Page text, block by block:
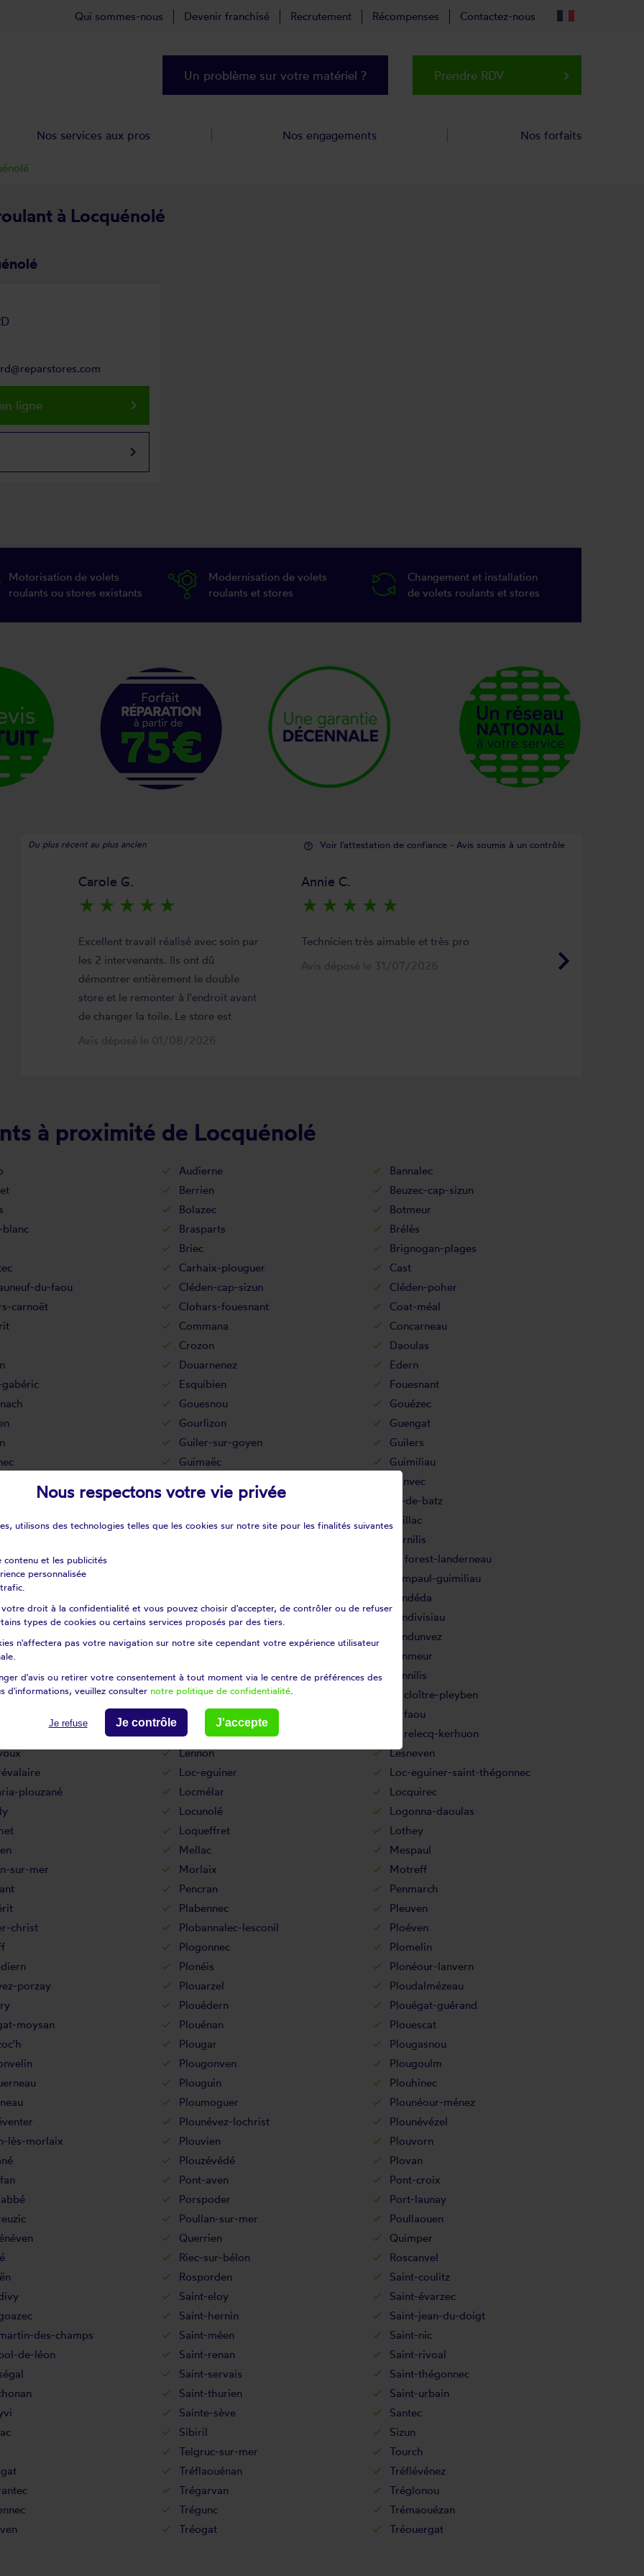
à Locquénolé
ligne keyboard_arrow_right
keyboard_arrow_right
Motorisation de volets
roulants ou stores existants
Modernisation de volets
roulants et stores
Changement et installation
de volets roulants et stores
Du plus récent au plus ancien help_outline Voir l'attestation de confiance - Avis soumis à un contrôle
keyboard_arrow_right
Carole G.
star_rate star_rate star_rate star_rate star_rate
Excellent travail réalisé avec soin par
les 2 intervenants. Ils ont dû
démontrer entièrement le double
store et le remonter à l'endroit avant
de changer la toile. Le store est
maintenant comme neuf, parfaitement
Avis déposé le 01/08/2026
Annie C.
star_rate star_rate star_rate star_rate star_rate
Technicien très aimable et très pro
Avis déposé le 31/07/2026
à proximité de Locquénolé
Audierne
Bannalec
Berrien
Beuzec-cap-sizun
Bolazec
Botmeur
Brasparts
Brélès
Briec
Brignogan-plages
Carhaix-plouguer
Cast
du-faou Cléden-cap-sizun
Cléden-poher
carnoët Clohars-fouesnant
Coat-méal
Commana
Concarneau
Crozon
Daoulas
Douarnenez
Edern
Esquibien
Fouesnant
Gouesnou
Gouézec
Gourlizon
Guengat
Guiler-sur-goyen
Guilers
Guimaëc
Guimiliau
Hanvec
camfrout Huelgoat
Île-de-batz
Ile-tudy
Irvillac
Kernilis
plabennec
La forest-landerneau
Lampaul-guimiliau
Landéda
Landévennec
Landivisiau
Landudec
Landunvez
Lanmeur
Lanneuffret
Lannilis
Laz
Le cloître-pleyben
Le drennec
Le faou
Le ponthou
Le relecq-kerhuon
Lennon
Lesneven
Loc-eguiner
Loc-eguiner-saint-thégonnec
plouzané Locmélar
Locquirec
Locunolé
Logonna-daoulas
Loqueffret
Lothey
Mellac
Mespaul
sur-mer Morlaix
Motreff
Pencran
Penmarch
Plabennec
Pleuven
christ Plobannalec-lesconil
Ploéven
Plogonnec
Plomelin
Plonéis
Plonéour-lanvern
porzay Plouarzel
Ploudalmézeau
Plouédern
Plouégat-guérand
moysan Plouénan
Plouescat
Plougar
Plougasnou
Plougonven
Plougoulm
Plouguin
Plouhinec
Ploumoguer
Plounéour-ménez
Plounévez-lochrist
Plounévézel
lès-morlaix Plouvien
Plouvorn
Plouzévédé
Plovan
Pont-aven
Pont-croix
Porspoder
Port-launay
Poullan-sur-mer
Poullaouen
Querrien
Quimper
Riec-sur-bélon
Roscanvel
Rosporden
Saint-coulitz
Saint-eloy
Saint-évarzec
Saint-hernin
Saint-jean-du-doigt
des-champs Saint-méen
Saint-nic
de-léon Saint-renan
Saint-rivoal
Saint-servais
Saint-thégonnec
Saint-thurien
Saint-urbain
Sainte-sève
Santec
Sibiril
Sizun
Telgruc-sur-mer
Tourch
Tréflaouénan
Tréflévénez
Trégarvan
Tréglonou
Trégunc
Trémaouézan
Tréogat
Tréouergat
Qui sommes-nous Devenir franchisé Recrutement Récompenses Contactez-nous
Un problème sur votre matériel ? Prendre RDV keyboard_arrow_right
Nos services aux pros Nos engagements Nos forfaits
Nous respectons votre vie privée
utilisons des technologies telles que les cookies sur notre site pour les finalités suivantes
contenu et les publicités
personnalisée
votre droit à la confidentialité et vous pouvez choisir d'accepter, de contrôler ou de refuser
types de cookies ou certains services proposés par des tiers.
n'affectera pas votre navigation sur notre site cependant votre expérience utilisateur
d'avis ou retirer votre consentement à tout moment via le centre de préférences des
d'informations, veuillez consulter notre politique de confidentialité
Je refuse Je contrôle J'accepte